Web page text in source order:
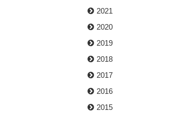
2021
2020
2019
2018
2017
2016
2015